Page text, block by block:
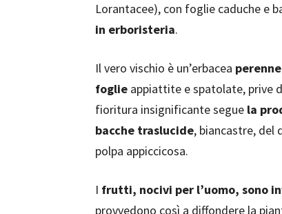
Lorantacee), con foglie caduche e
in erboristeria.
Il vero vischio è un’erbacea
foglie appiattite e spatolate, prive
fioritura insignificante segue la
bacche traslucide, biancastre, del
polpa appiccicosa.
I frutti, nocivi per l’uomo, sono
provvedono così a diffondere la